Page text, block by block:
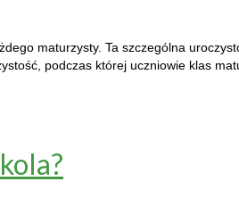
maturzysty. Ta szczególna
podczas której uczniowie klas